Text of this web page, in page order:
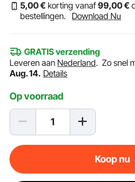
5,00€ korting vanaf99,00€
bestellingen.
Download Nu
GRATIS verzending
Leveren aan Nederland.Zo snel
Aug. 14. Details
Op voorraad
Koop nu